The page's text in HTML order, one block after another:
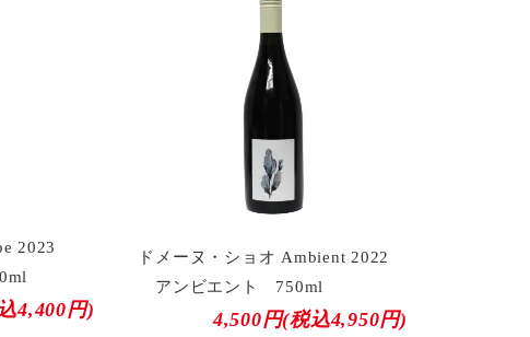
2023
4,400円)
ドメーヌ・ショオ Ambient 2022
アンビエント 750ml
4,500円(税込4,950円)